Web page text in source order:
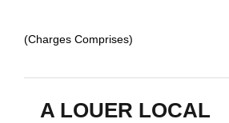
(Charges Comprises)
A LOUER LOCAL